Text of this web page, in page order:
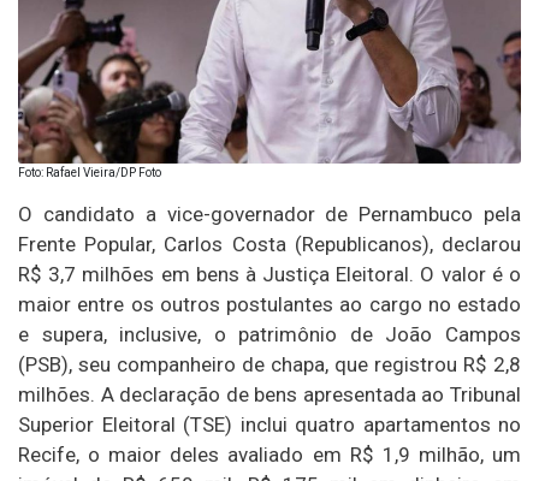
Foto: Rafael Vieira/DP Foto
O candidato a vice-governador de Pernambuco pela
Frente Popular, Carlos Costa (Republicanos), declarou
R$ 3,7 milhões em bens à Justiça Eleitoral. O valor é o
maior entre os outros postulantes ao cargo no estado
e supera, inclusive, o patrimônio de João Campos
(PSB), seu companheiro de chapa, que registrou R$ 2,8
milhões. A declaração de bens apresentada ao Tribunal
Superior Eleitoral (TSE) inclui quatro apartamentos no
Recife, o maior deles avaliado em R$ 1,9 milhão, um